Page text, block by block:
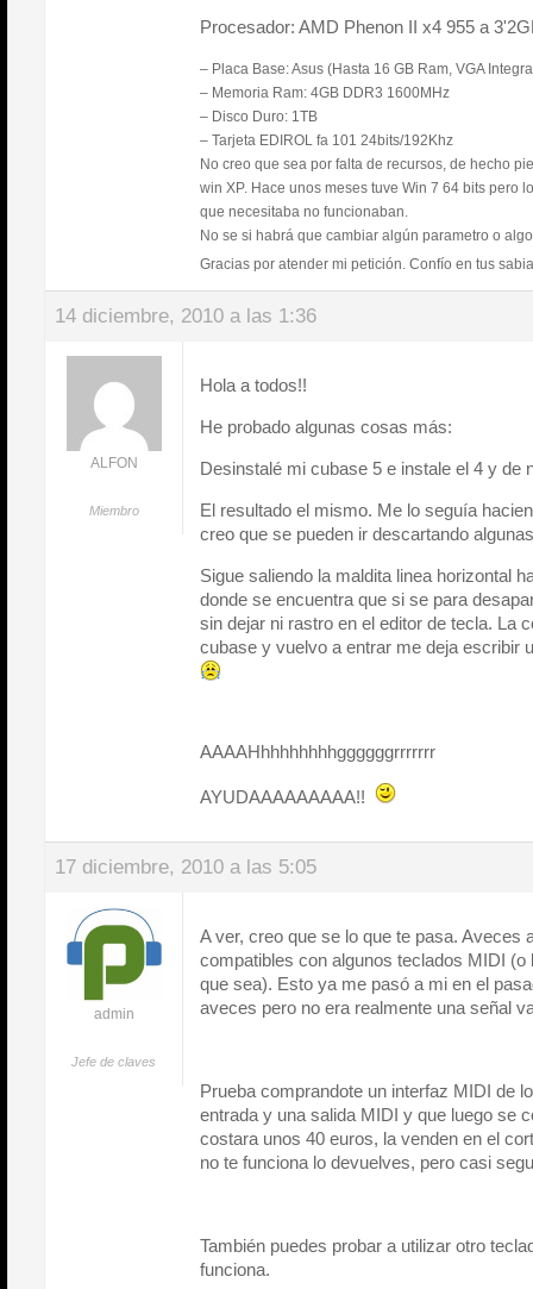
Procesador: AMD Phenon II x4 955 a
– Placa Base: Asus (Hasta 16 GB Ram, VGA
– Memoria Ram: 4GB DDR3 1600MHz
– Disco Duro: 1TB
– Tarjeta EDIROL fa 101 24bits/192Khz
No creo que sea por falta de recursos, de hecho
win XP. Hace unos meses tuve Win 7 64 bits pero
que necesitaba no funcionaban.
No se si habrá que cambiar algún parametro o
Gracias por atender mi petición. Confío en tus
14 diciembre, 2010 a las 1:36
ALFON
Miembro
Hola a todos!!
He probado algunas cosas más:
Desinstalé mi cubase 5 e instale el 4 y de
El resultado el mismo. Me lo seguía
creo que se pueden ir descartando
Sigue saliendo la maldita linea horizontal
donde se encuentra que si se para
sin dejar ni rastro en el editor de tecla. La
cubase y vuelvo a entrar me deja escribir
AAAAHhhhhhhhhggggggrrrrrrr
AYUDAAAAAAAAA!!
17 diciembre, 2010 a las 5:05
admin
Jefe de claves
A ver, creo que se lo que te pasa. Aveces
compatibles con algunos teclados MIDI (o
que sea). Esto ya me pasó a mi en el
aveces pero no era realmente una señal
Prueba comprandote un interfaz MIDI de
entrada y una salida MIDI y que luego se
costara unos 40 euros, la venden en el
no te funciona lo devuelves, pero casi
También puedes probar a utilizar otro
funciona.